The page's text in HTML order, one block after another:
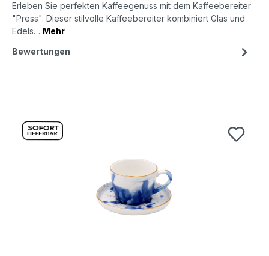
Erleben Sie perfekten Kaffeegenuss mit dem Kaffeebereiter
"Press". Dieser stilvolle Kaffeebereiter kombiniert Glas und
Edels… Mehr
Bewertungen